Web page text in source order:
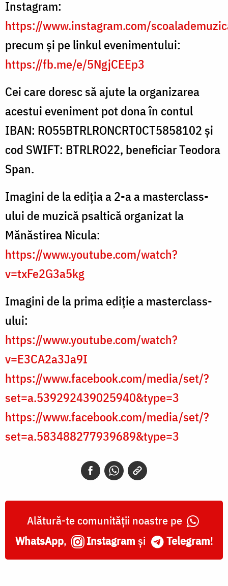
Instagram:
https://www.instagram.com/
precum și pe linkul evenimentului:
https://fb.me/e/5NgjCEEp3
Cei care doresc să ajute la organizarea
acestui eveniment pot dona în contul
IBAN: RO55BTRLRONCRT0CT5858102 și
cod SWIFT: BTRLRO22, beneficiar Teodora
Span.
Imagini de la ediția a 2-a a masterclass-
ului de muzică psaltică organizat la
Mănăstirea Nicula:
https://www.youtube.com/watch?
v=txFe2G3a5kg
Imagini de la prima ediție a masterclass-
ului:
https://www.youtube.com/watch?
v=E3CA2a3Ja9I
https://www.facebook.com/media/set/?
set=a.539292439025940&type=3
https://www.facebook.com/media/set/?
set=a.583488277939689&type=3
Alătură-te comunității noastre pe
WhatsApp, Instagram și Telegram!